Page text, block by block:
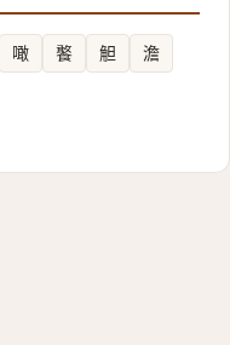
噉 饏 觛
澹